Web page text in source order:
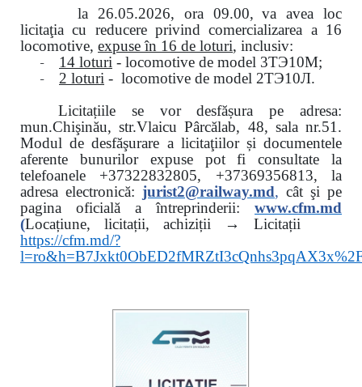
la 26.05.2026, ora 09.00, va avea loc
licitaţia cu reducere privind comercializarea a 16
locomotive, expuse în 16 de loturi, inclusiv:
- 14 loturi - locomotive de model 3ТЭ10М;
- 2 loturi - locomotive de model 2ТЭ10Л.
Licitațiile se vor desfășura pe adresa:
mun.Chişinău, str.Vlaicu Pârcălab, 48, sala nr.51.
Modul de desfăşurare a licitaţiilor și documentele
aferente bunurilor expuse pot fi consultate la
telefoanele +37322832805, +37369356813, la
adresa electronică: jurist2@railway.md, cât şi pe
pagina oficială a întreprinderii:
www.cfm.md
(Locațiune, licitații, achiziții → Licitații
https://cfm.md/?